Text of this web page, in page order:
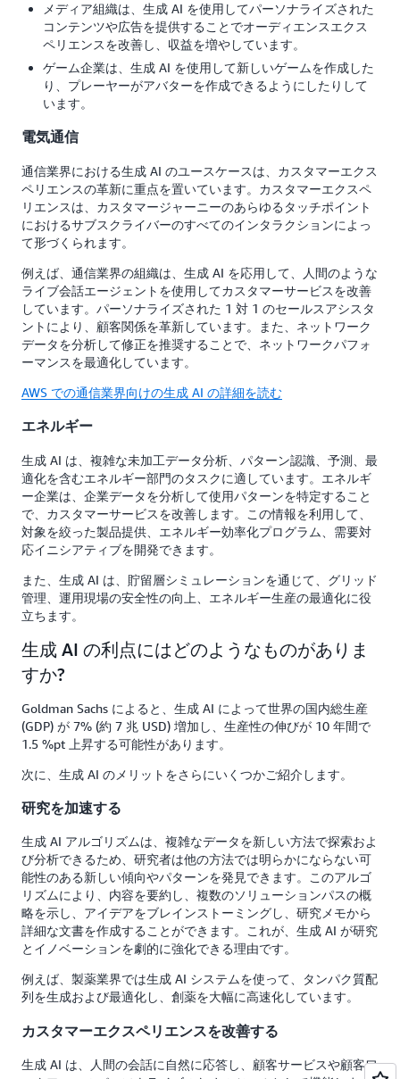
メディア組織は、生成 AI を使用してパーソナライズされた
コンテンツや広告を提供することでオーディエンスエクス
ペリエンスを改善し、収益を増やしています。
ゲーム企業は、生成 AI を使用して新しいゲームを作成した
り、プレーヤーがアバターを作成できるようにしたりして
います。
電気通信
通信業界における生成 AI のユースケースは、カスタマーエクス
ペリエンスの革新に重点を置いています。カスタマーエクスペ
リエンスは、カスタマージャーニーのあらゆるタッチポイント
におけるサブスクライバーのすべてのインタラクションによっ
て形づくられます。
例えば、通信業界の組織は、生成 AI を応用して、人間のような
ライブ会話エージェントを使用してカスタマーサービスを改善
しています。パーソナライズされた 1 対 1 のセールスアシスタ
ントにより、顧客関係を革新しています。また、ネットワーク
データを分析して修正を推奨することで、ネットワークパフォ
ーマンスを最適化しています。
AWS での通信業界向けの生成 AI の詳細を読む
エネルギー
生成 AI は、複雑な未加工データ分析、パターン認識、予測、最
適化を含むエネルギー部門のタスクに適しています。エネルギ
ー企業は、企業データを分析して使用パターンを特定すること
で、カスタマーサービスを改善します。この情報を利用して、
対象を絞った製品提供、エネルギー効率化プログラム、需要対
応イニシアティブを開発できます。
また、生成 AI は、貯留層シミュレーションを通じて、グリッド
管理、運用現場の安全性の向上、エネルギー生産の最適化に役
立ちます。
生成 AI の利点にはどのようなものがありま
すか?
Goldman Sachs によると、生成 AI によって世界の国内総生産
(GDP) が 7% (約 7 兆 USD) 増加し、生産性の伸びが 10 年間で
1.5 %pt 上昇する可能性があります。
次に、生成 AI のメリットをさらにいくつかご紹介します。
研究を加速する
生成 AI アルゴリズムは、複雑なデータを新しい方法で探索およ
び分析できるため、研究者は他の方法では明らかにならない可
能性のある新しい傾向やパターンを発見できます。このアルゴ
リズムにより、内容を要約し、複数のソリューションパスの概
略を示し、アイデアをブレインストーミングし、研究メモから
詳細な文書を作成することができます。これが、生成 AI が研究
とイノベーションを劇的に強化できる理由です。
例えば、製薬業界では生成 AI システムを使って、タンパク質配
列を生成および最適化し、創薬を大幅に高速化しています。
カスタマーエクスペリエンスを改善する
生成 AI は、人間の会話に自然に応答し、顧客サービスや顧客ワ